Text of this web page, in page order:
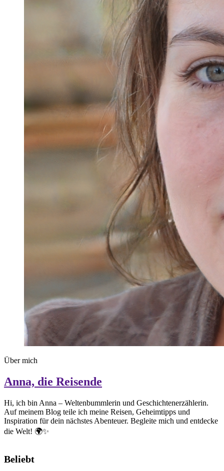
Über mich
Anna, die Reisende
Hi, ich bin Anna – Weltenbummlerin und Geschichtenerzählerin.
Auf meinem Blog teile ich meine Reisen, Geheimtipps und
Inspiration für dein nächstes Abenteuer. Begleite mich und entdecke
die Welt! 🌍✨
Beliebt